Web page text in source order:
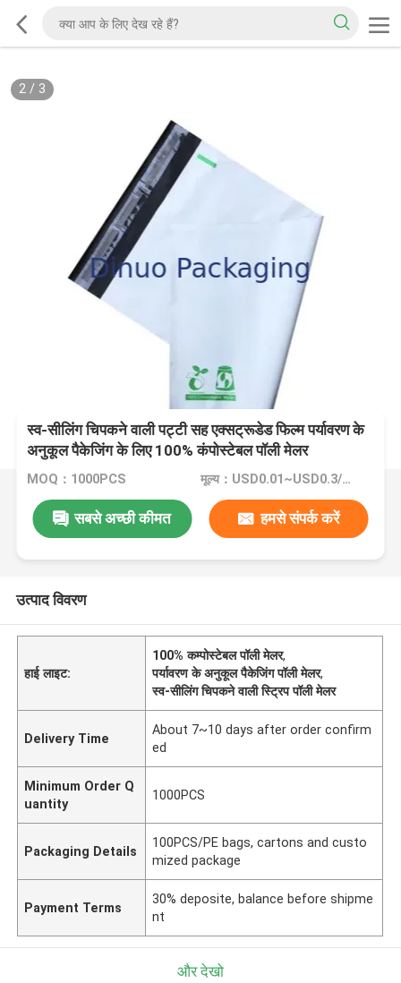
2/ 3
स्व-सीलिंग चिपकने वाली पट्टी सह एक्सट्रूडेड फिल्म पर्यावरण के
अनुकूल पैकेजिंग के लिए 100% कंपोस्टेबल पॉली मेलर
MOQ：1000PCS मूल्य：USD0.01~USD0.3/PC
सबसे अच्छी कीमत हमसे संपर्क करें
उत्पाद विवरण
हाई लाइट:
100% कम्पोस्टेबल पॉली मेलर,
पर्यावरण के अनुकूल पैकेजिंग पॉली मेलर,
स्व-सीलिंग चिपकने वाली स्ट्रिप पॉली मेलर
Delivery Time
About 7~10 days after order confirm
ed
Minimum Order Q
uantity
1000PCS
Packaging Details
100PCS/PE bags, cartons and custo
mized package
Payment Terms
30% deposite, balance before shipme
nt
और देखो